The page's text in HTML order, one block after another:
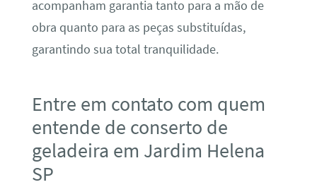
acompanham garantia tanto para a mão de
obra quanto para as peças substituídas,
garantindo sua total tranquilidade.
Entre em contato com quem
entende de conserto de
geladeira em Jardim Helena
SP